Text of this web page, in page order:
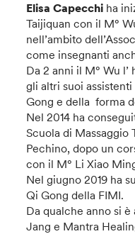
Elisa Capecchi ha
Taijiquan con il M°
nell’ambito
come insegnanti
Da 2 anni il M° Wu
gli altri suoi
Gong e della forma
Nel 2014 ha
Scuola di Massaggio
Pechino, dopo un
con il M° Li Xiao
Nel giugno 2019 ha
Qi Gong della FIMI.
Da qualche anno si
Jang e Mantra